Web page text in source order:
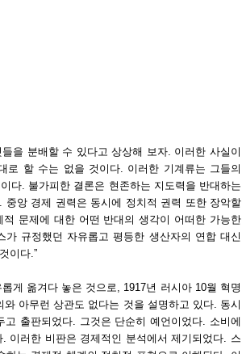
을 분배할 수 있다고 상상해 보자. 이러한 사실이
로 할 수는 없을 것이다. 이러한 기계류는 그들의
다. 불가피한 결론은 현존하는 지도력을 반대하는
앙 경제 권력은 동시에 정치적 권력 또한 장악할
문제에 대한 어떤 반대의 생각이 어떠한 가능한
규정했던 자유롭고 평등한 생산자의 연합 대신
이다.”
게 옮겨다 놓은 것으로, 1917년 러시아 10월 혁명
아무런 상관도 없다는 것을 설명하고 있다. 동시
출판되었다. 그것은 단순히 예언이었다. 소비에
이러한 비판은 경제적인 분석에서 제기되었다. 스